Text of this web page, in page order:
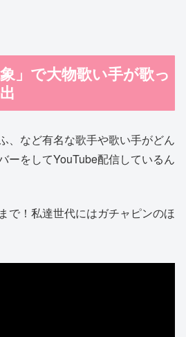
」で大物歌い手が歌っ
、など有名な歌手や歌い手がどん
ーをしてYouTube配信しているん
で！私達世代にはガチャピンのほ